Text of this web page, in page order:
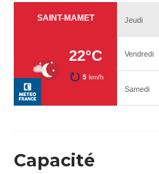
Capacité